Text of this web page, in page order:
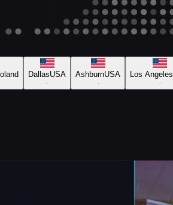
DallasUSA
-
AshburnUSA
-
Los Angeles
-